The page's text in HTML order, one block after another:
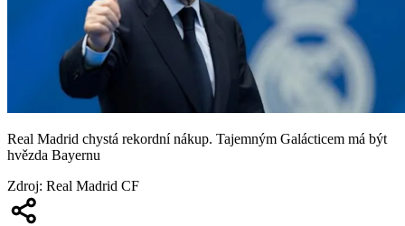
Real Madrid chystá rekordní nákup. Tajemným Galácticem má být
hvězda Bayernu
Zdroj: Real Madrid CF